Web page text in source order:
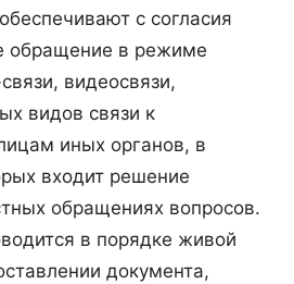
с согласия
обращение в режиме
видеосвязи,
видов связи к
иных органов, в
входит решение
обращениях вопросов.
в порядке живой
документа,